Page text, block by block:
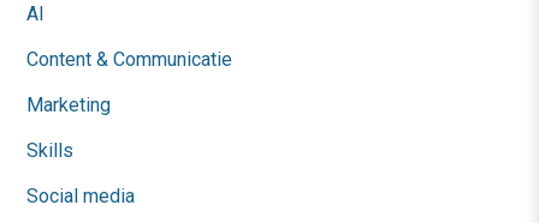
AI
Content & Communicatie
Marketing
Skills
Social media